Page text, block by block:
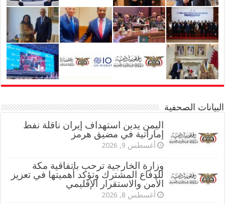
البيانات الصحفية
اليمن يدين استهداف إيران ناقلة نفط
إماراتية في مضيق هرمز
أغسطس 9, 2026
وزارة الخارجية ترحب باتفاقية مكة
للدفاع المشترك وتؤكد أهميتها في تعزيز
الأمن والاستقرار الإقليمي
أغسطس 8, 2026